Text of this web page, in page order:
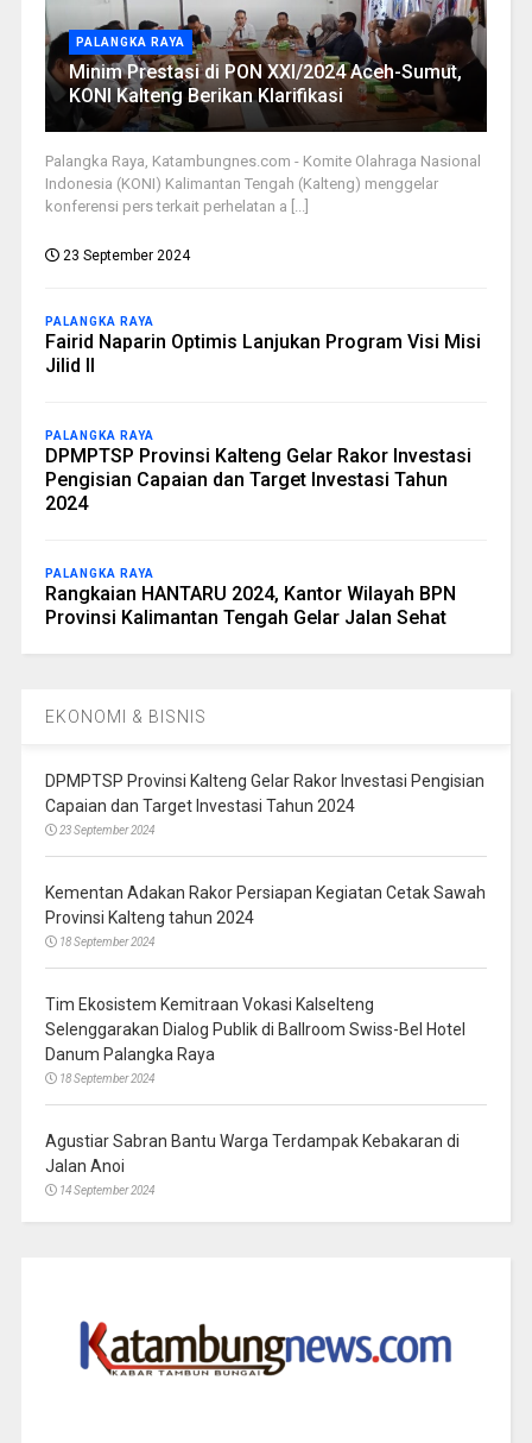
PALANGKA RAYA
Minim Prestasi di PON XXI/2024 Aceh-Sumut,
KONI Kalteng Berikan Klarifikasi
Palangka Raya, Katambungnes.com - Komite Olahraga Nasional
Indonesia (KONI) Kalimantan Tengah (Kalteng) menggelar
konferensi pers terkait perhelatan a [...]
23 September 2024
PALANGKA RAYA
Fairid Naparin Optimis Lanjukan Program Visi Misi
Jilid II
PALANGKA RAYA
DPMPTSP Provinsi Kalteng Gelar Rakor Investasi
Pengisian Capaian dan Target Investasi Tahun
2024
PALANGKA RAYA
Rangkaian HANTARU 2024, Kantor Wilayah BPN
Provinsi Kalimantan Tengah Gelar Jalan Sehat
EKONOMI & BISNIS
DPMPTSP Provinsi Kalteng Gelar Rakor Investasi Pengisian
Capaian dan Target Investasi Tahun 2024
23 September 2024
Kementan Adakan Rakor Persiapan Kegiatan Cetak Sawah
Provinsi Kalteng tahun 2024
18 September 2024
Tim Ekosistem Kemitraan Vokasi Kalselteng
Selenggarakan Dialog Publik di Ballroom Swiss-Bel Hotel
Danum Palangka Raya
18 September 2024
Agustiar Sabran Bantu Warga Terdampak Kebakaran di
Jalan Anoi
14 September 2024